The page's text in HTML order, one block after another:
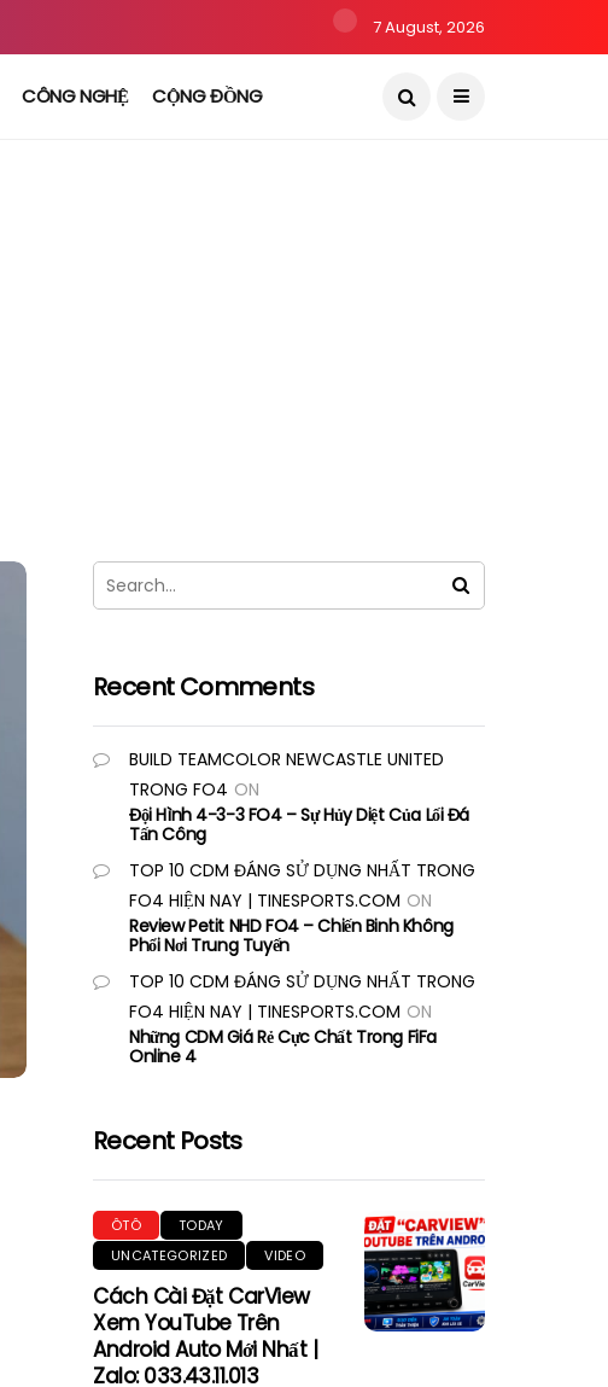
7 August, 2026
CÔNG NGHỆ CỘNG ĐỒNG
Recent Comments
BUILD TEAMCOLOR NEWCASTLE UNITED
TRONG FO4 ON
Đội Hình 4-3-3 FO4 – Sự Hủy Diệt Của Lối Đá
Tấn Công
TOP 10 CDM ĐÁNG SỬ DỤNG NHẤT TRONG
FO4 HIỆN NAY | TINESPORTS.COM ON
Review Petit NHD FO4 – Chiến Binh Không
Phổi Nơi Trung Tuyến
TOP 10 CDM ĐÁNG SỬ DỤNG NHẤT TRONG
FO4 HIỆN NAY | TINESPORTS.COM ON
Những CDM Giá Rẻ Cực Chất Trong FiFa
Online 4
Recent Posts
ÔTÔ
TODAY
UNCATEGORIZED
VIDEO
Cách Cài Đặt CarView
Xem YouTube Trên
Android Auto Mới Nhất |
Zalo: 033.43.11.013